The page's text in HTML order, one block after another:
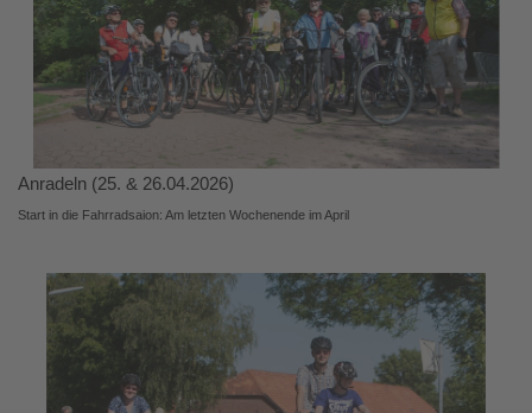
Anradeln (25. & 26.04.2026)
Start in die Fahrradsaion: Am letzten Wochenende im April